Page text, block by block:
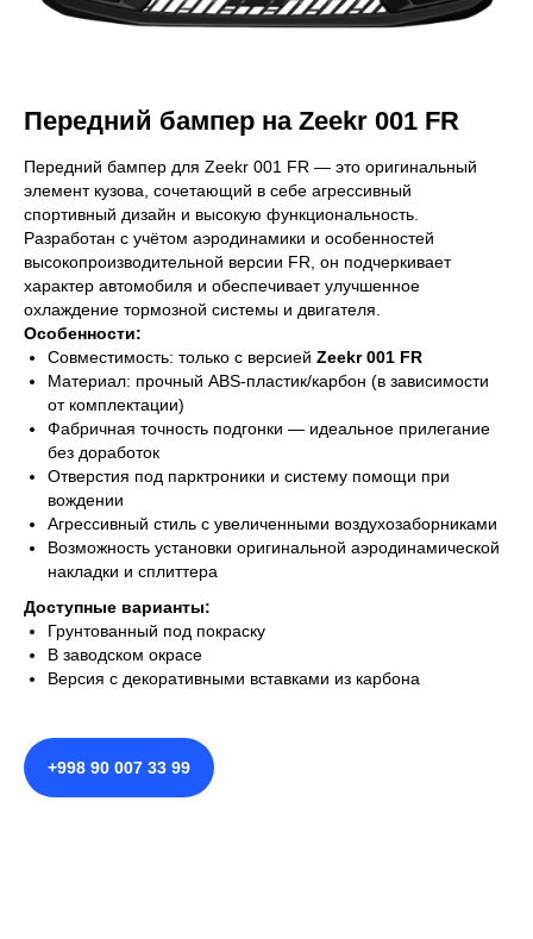
Передний бампер на Zeekr 001 FR
Передний бампер для Zeekr 001 FR — это оригинальный
элемент кузова, сочетающий в себе агрессивный
спортивный дизайн и высокую функциональность.
Разработан с учётом аэродинамики и особенностей
высокопроизводительной версии FR, он подчеркивает
характер автомобиля и обеспечивает улучшенное
охлаждение тормозной системы и двигателя.
Особенности:
Совместимость: только с версией Zeekr 001 FR
Материал: прочный ABS-пластик/карбон (в зависимости
от комплектации)
Фабричная точность подгонки — идеальное прилегание
без доработок
Отверстия под парктроники и систему помощи при
вождении
Агрессивный стиль с увеличенными воздухозаборниками
Возможность установки оригинальной аэродинамической
накладки и сплиттера
Доступные варианты:
Грунтованный под покраску
В заводском окрасе
Версия с декоративными вставками из карбона
+998 90 007 33 99